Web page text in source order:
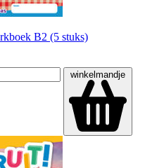
B2 (5 stuks)
winkelmandje